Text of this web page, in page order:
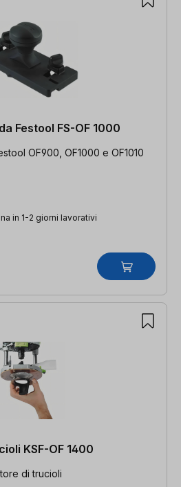
Festool FS-OF 1000
OF900, OF1000 e OF1010
in 1-2 giorni lavorativi
KSF-OF 1400
di trucioli